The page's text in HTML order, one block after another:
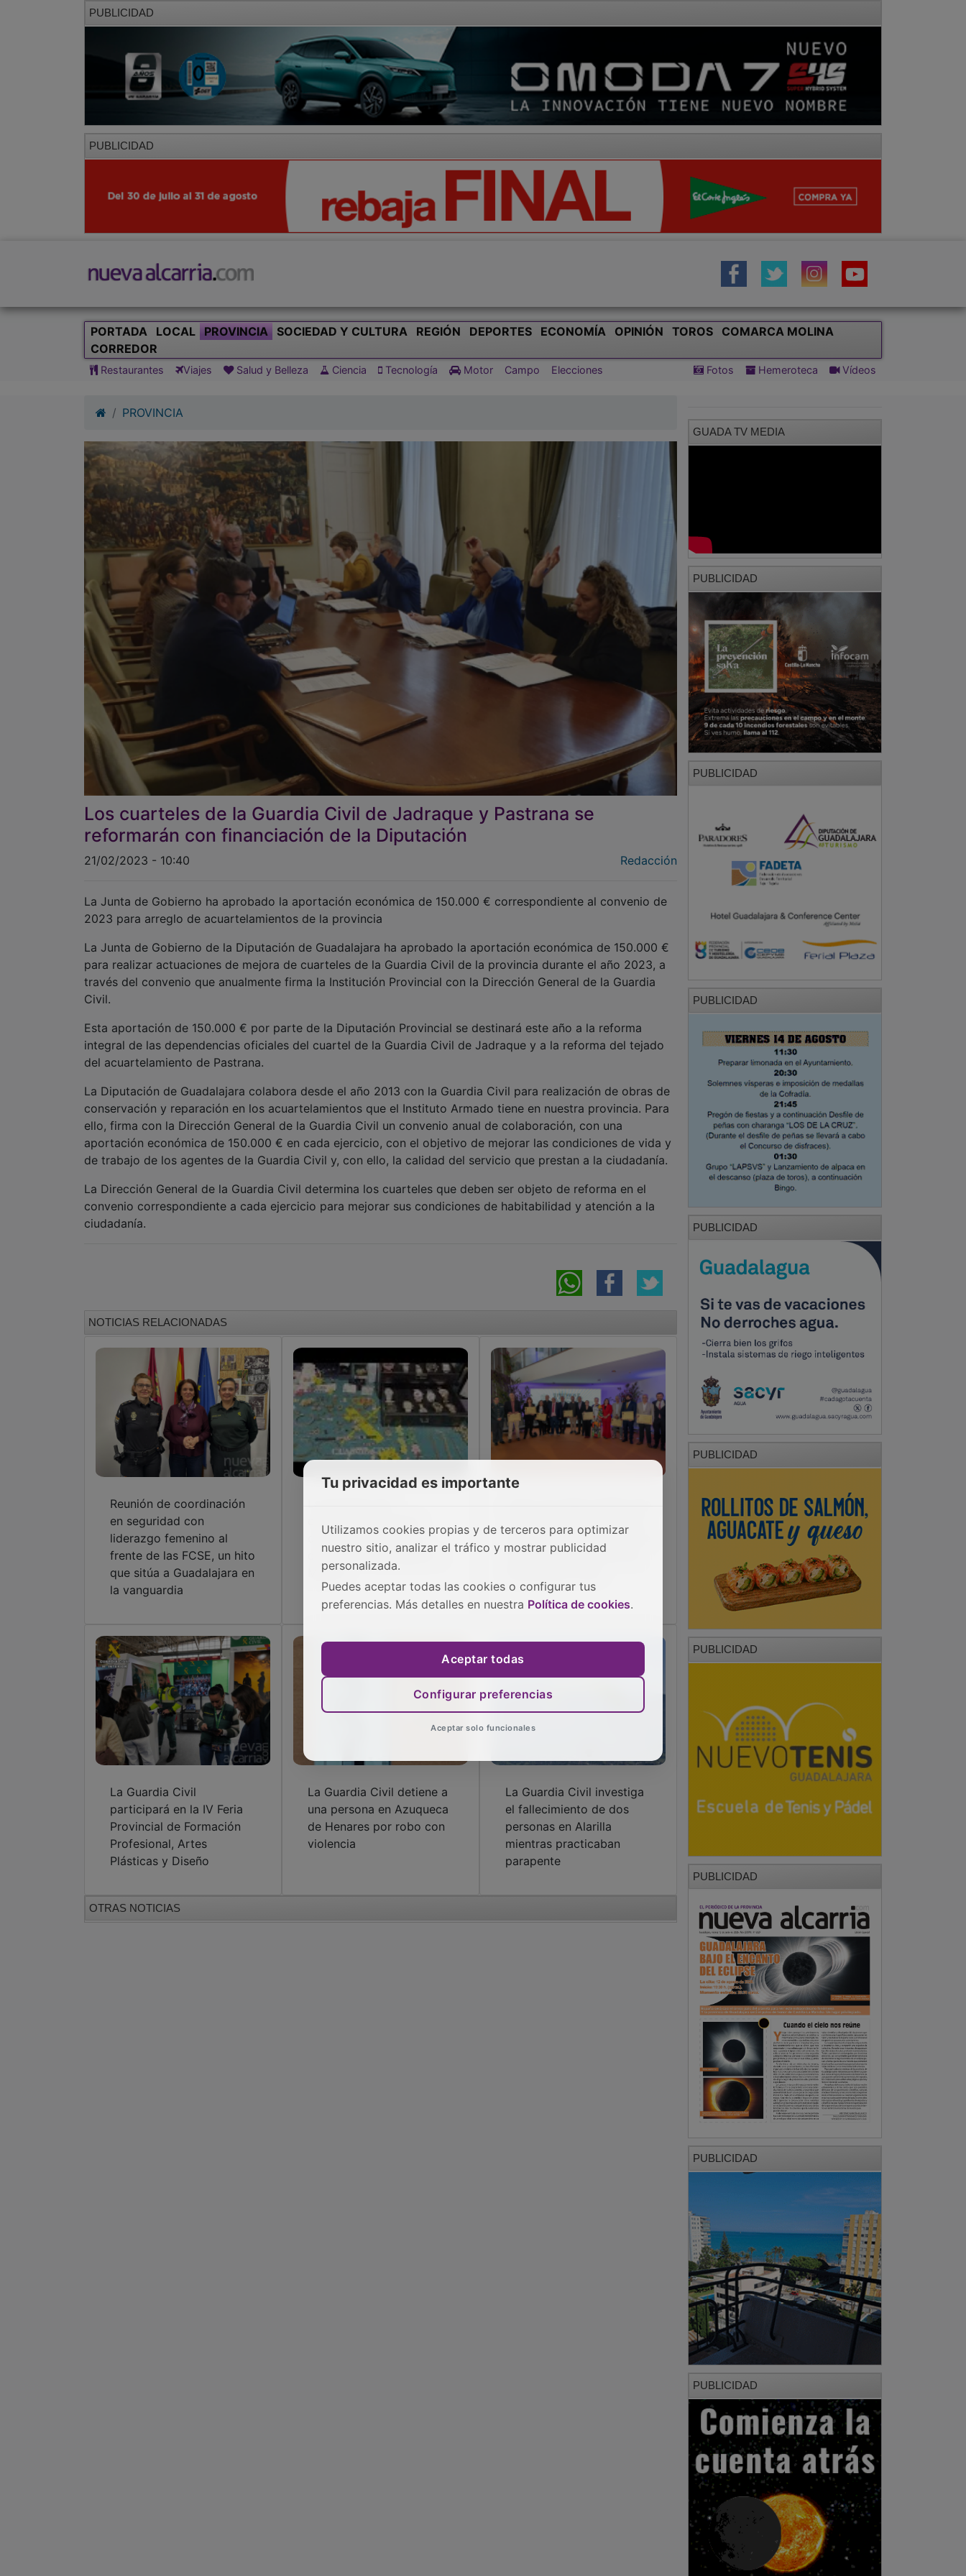
PUBLICIDAD
PUBLICIDAD
PORTADA LOCAL PROVINCIA SOCIEDAD Y CULTURA REGIÓN DEPORTES ECONOMÍA OPINIÓN TOROS
COMARCA MOLINA
CORREDOR
Restaurantes Viajes Salud y Belleza Ciencia Tecnología Motor Campo Elecciones Fotos Hemeroteca Vídeos
PROVINCIA
Los cuarteles de la Guardia Civil de Jadraque y Pastrana se
reformarán con financiación de la Diputación
21/02/2023 - 10:40 Redacción
La Junta de Gobierno ha aprobado la aportación económica de 150.000 € correspondiente al convenio de
2023 para arreglo de acuartelamientos de la provincia
La Junta de Gobierno de la Diputación de Guadalajara ha aprobado la aportación económica de 150.000 €
para realizar actuaciones de mejora de cuarteles de la Guardia Civil de la provincia durante el año 2023, a
través del convenio que anualmente firma la Institución Provincial con la Dirección General de la Guardia
Civil.
Esta aportación de 150.000 € por parte de la Diputación Provincial se destinará este año a la reforma
integral de las dependencias oficiales del cuartel de la Guardia Civil de Jadraque y a la reforma del tejado
del acuartelamiento de Pastrana.
La Diputación de Guadalajara colabora desde el año 2013 con la Guardia Civil para realización de obras de
conservación y reparación en los acuartelamientos que el Instituto Armado tiene en nuestra provincia. Para
ello, firma con la Dirección General de la Guardia Civil un convenio anual de colaboración, con una
aportación económica de 150.000 € en cada ejercicio, con el objetivo de mejorar las condiciones de vida y
de trabajo de los agentes de la Guardia Civil y, con ello, la calidad del servicio que prestan a la ciudadanía.
La Dirección General de la Guardia Civil determina los cuarteles que deben ser objeto de reforma en el
convenio correspondiente a cada ejercicio para mejorar sus condiciones de habitabilidad y atención a la
ciudadanía.
NOTICIAS RELACIONADAS
Reunión de coordinación
en seguridad con
liderazgo femenino al
frente de las FCSE, un hito
que sitúa a Guadalajara en
la vanguardia
criminal que asaltaba
chalets en Guadalajara y
Madrid
humanos” en la entrega de
los premios Provincia de
La Guardia Civil
participará en la IV Feria
Provincial de Formación
Profesional, Artes
Plásticas y Diseño
La Guardia Civil detiene a
una persona en Azuqueca
de Henares por robo con
violencia
La Guardia Civil investiga
el fallecimiento de dos
personas en Alarilla
mientras practicaban
parapente
OTRAS NOTICIAS
GUADA TV MEDIA
PUBLICIDAD
PUBLICIDAD
PUBLICIDAD
PUBLICIDAD
PUBLICIDAD
PUBLICIDAD
PUBLICIDAD
PUBLICIDAD
PUBLICIDAD
Tu privacidad es importante
Utilizamos cookies propias y de terceros para optimizar
nuestro sitio, analizar el tráfico y mostrar publicidad
personalizada.
Puedes aceptar todas las cookies o configurar tus
preferencias. Más detalles en nuestra Política de cookies.
Aceptar todas
Configurar preferencias
Aceptar solo funcionales